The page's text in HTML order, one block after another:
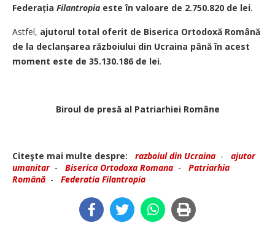
Federația Filantropia este în valoare de 2.750.820 de lei.
Astfel, ajutorul total oferit de Biserica Ortodoxă Română
de la declanșarea războiului din Ucraina până în acest
moment este de 35.130.186 de lei.
Biroul de presă al Patriarhiei Române
Citeşte mai multe despre: razboiul din Ucraina - ajutor
umanitar- Biserica Ortodoxa Romana - Patriarhia
Română - Federatia Filantropia